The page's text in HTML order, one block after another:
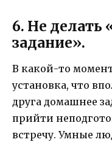
6. Не делать
задание».
В какой-то
установка, что
друга домашнее
прийти
встречу. Умные